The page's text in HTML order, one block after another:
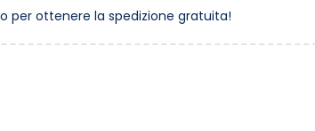
per ottenere la spedizione gratuita!